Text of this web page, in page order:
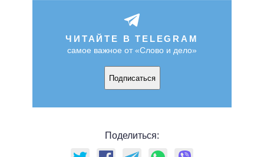
ЧИТАЙТЕ В TELEGRAM
самое важное от «Слово и дело»
Подписаться
Поделиться: